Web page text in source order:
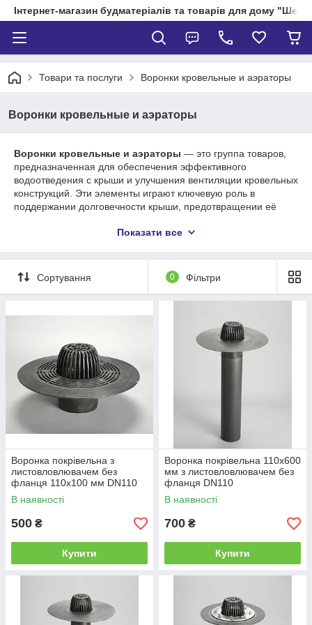
Інтернет-магазин будматеріалів та товарів для дому
Товари та послуги Воронки кровельные и аэраторы
Воронки кровельные и аэраторы
Воронки кровельные и аэраторы — это группа товаров,
предназначенная для обеспечения эффективного
водоотведения с крыши и улучшения вентиляции кровельных
конструкций. Эти элементы играют ключевую роль в
поддержании долговечности крыши, предотвращении её
Воронки кровельные:
Кровельные воронки — это устройства, устанавливаемые на
крыше для сбора и отвода дождевой воды в систему
водостока. Они предотвращают накопление воды на крыше
и обеспечивают её правильное направление, минимизируя
Назначение : Обеспечивают эффективное отведение
воды с крыши, предотвращая её скапливание, что
способствует защите от коррозии и других
повреждений.
Материалы : Воронки могут быть изготовлены из
различных материалов, включая нержавеющую сталь,
пластик и латунь. Каждый материал имеет свои
преимущества в зависимости от условий эксплуатации.
Типы:
С крышками или защитными сетками
Предназначены для предотвращения попадания
: Для открытых кровель, где мусор
Особенности
: Некоторые модели могут быть
Аэраторы:
Показати все
Сортування 0 Фільтри
Воронка покрівельна з
листовловлювачем без
фланця 110х100 мм DN110
В наявності
500 ₴
Купити
Воронка покрівельна 110х600
мм з листовловлювачем без
фланця DN110
В наявності
700 ₴
Купити